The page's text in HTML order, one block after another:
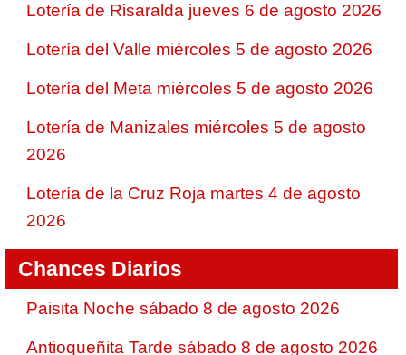
Lotería de Risaralda jueves 6 de agosto 2026
Lotería del Valle miércoles 5 de agosto 2026
Lotería del Meta miércoles 5 de agosto 2026
Lotería de Manizales miércoles 5 de agosto
2026
Lotería de la Cruz Roja martes 4 de agosto
2026
Chances Diarios
Paisita Noche sábado 8 de agosto 2026
Antioqueñita Tarde sábado 8 de agosto 2026